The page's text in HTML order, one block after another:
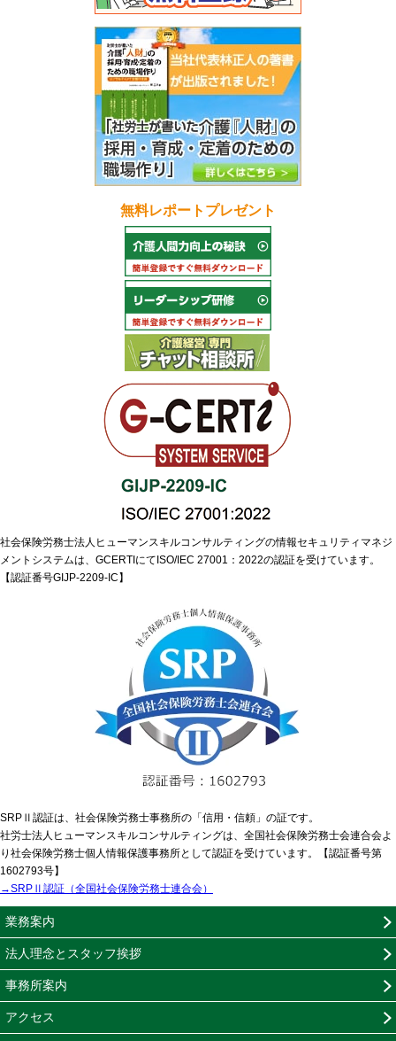
無料レポートプレゼント
社会保険労務士法人ヒューマンスキルコンサルティングの情報セキュリティマネジ
メントシステムは、GCERTIにてISO/IEC 27001：2022の認証を受けています。
【認証番号GIJP-2209-IC】
SRPⅡ認証は、社会保険労務士事務所の「信用・信頼」の証です。
社労士法人ヒューマンスキルコンサルティングは、全国社会保険労務士会連合会よ
り社会保険労務士個人情報保護事務所として認証を受けています。【認証番号第
1602793号】
→SRPⅡ認証（全国社会保険労務士連合会）
業務案内
法人理念とスタッフ挨拶
事務所案内
アクセス